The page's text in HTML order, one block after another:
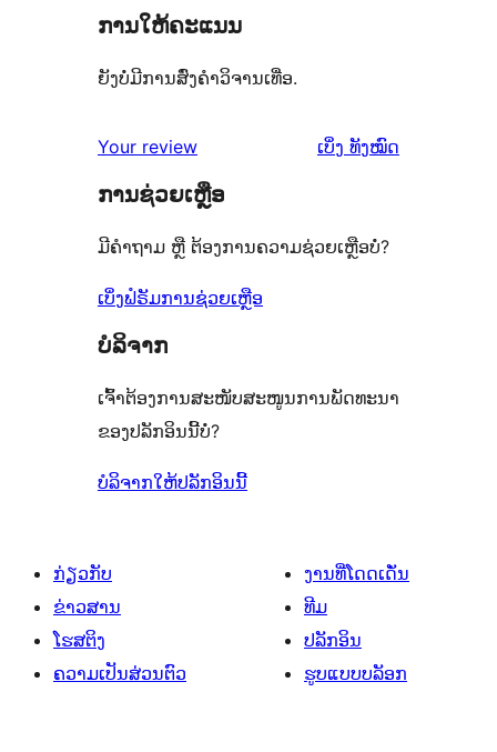
ການໃຫ້ຄະແນນ
ຍັງບໍ່ມີການສົ່ງຄຳວິຈານເທື່ອ.
Your review ເບິ່ງ ຄຳ
ທັງໝົດ
ການຊ່ວຍເຫຼືອ
ມີຄຳຖາມ ຫຼື ຕ້ອງການຄວາມຊ່ວຍເຫຼືອບໍ່?
ເບິ່ງຟໍຣັມການຊ່ວຍເຫຼືອ
ບໍລິຈາກ
ເຈົ້າຕ້ອງການສະໜັບສະໜູນການພັດທະນາ
ຂອງປລັກອິນນີ້ບໍ່?
ບໍລິຈາກໃຫ້ປລັກອິນນີ້
ກ່ຽວກັບ
ຂ່າວສານ
ໂຮສຕິງ
ຄວາມເປັນສ່ວນຕົວ
ງານທີ່ໂດດເດັ່ນ
ທີມ
ປລັກອິນ
ຮູບແບບບລັອກ